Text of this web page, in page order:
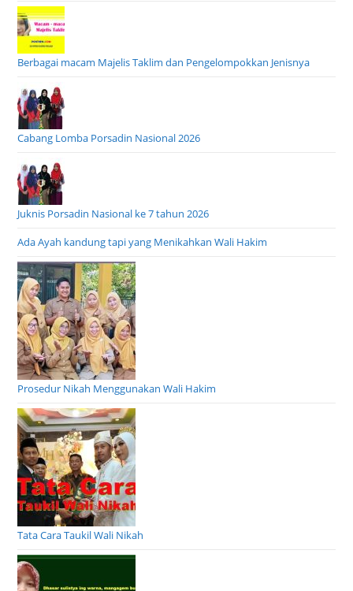
Berbagai macam Majelis Taklim dan Pengelompokkan Jenisnya
Cabang Lomba Porsadin Nasional 2026
Juknis Porsadin Nasional ke 7 tahun 2026
Ada Ayah kandung tapi yang Menikahkan Wali Hakim
Prosedur Nikah Menggunakan Wali Hakim
Tata Cara Taukil Wali Nikah